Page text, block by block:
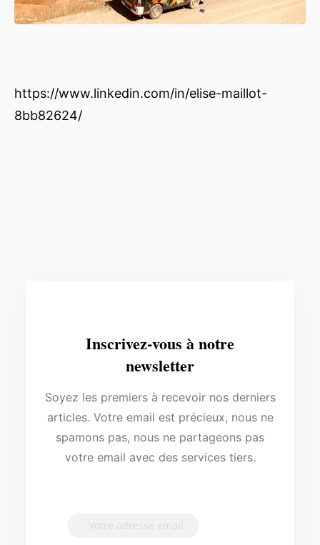
https://www.linkedin.com/in/elise-maillot-
8bb82624/
Inscrivez-vous à notre
newsletter
Soyez les premiers à recevoir nos derniers
articles. Votre email est précieux, nous ne
spamons pas, nous ne partageons pas
votre email avec des services tiers.